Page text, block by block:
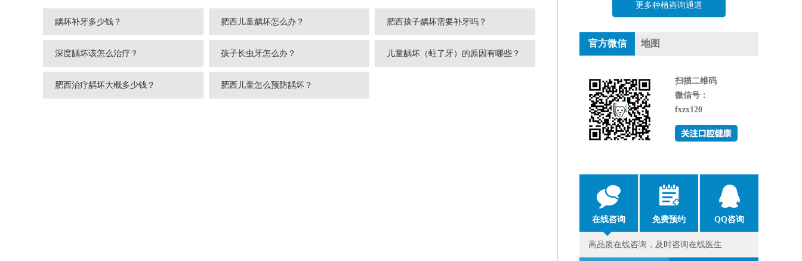
龋坏补牙多少钱？ 肥西儿童龋坏怎么办？ 肥西孩子龋坏需要补牙吗？
深度龋坏该怎么治疗？ 孩子长虫牙怎么办？ 儿童龋坏（蛀了牙）的原因有哪些？
肥西治疗龋坏大概多少钱？ 肥西儿童怎么预防龋坏？
更多种植咨询通道
官方微信 地图
扫描二维码
微信号：
fxzx120
在线咨询 免费预约 QQ咨询
高品质在线咨询，及时咨询在线医生